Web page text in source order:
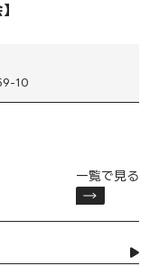
10
一覧で見る